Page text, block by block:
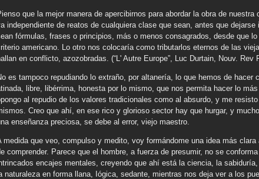
que la mejor manera de apercibirnos para abordar la obra de
independiente de reatos de cualquiera clase que sean, antes que
fórmulas, frases o principios, más o menos consagrados, desde que
americano. Lo otro nos colocaría como tributarlos eternos de las
en conflicto, azozobradas. (“L' Autre Europe”, Luc Durtain, Nouv. Rev
es tampoco repudiando lo extraño, por altanería, lo que hemos de
libre, libérrima, honesta por lo mismo, que nos permita hacer lo
al repudio de los valores tradicionales como al absurdo, y me
Creo que ahí, en ese rico y glorioso sector hay que hurgar, y
enseñanza preciosa, se debe al error, viejo maestro.
medida que veo, compulso y medito, voy formándome una idea más
comprender. Parece que el hombre, a fuerza de presumir, no se
encajes mentales, creyendo que ahí está la ciencia, la
naturaleza en forma llana, Iógica, sedante, mientras nos deja ver a los